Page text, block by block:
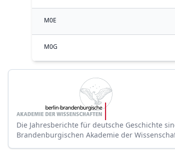
M0E
M0G
Die Jahresberichte für deutsche Geschichte
Brandenburgischen Akademie der